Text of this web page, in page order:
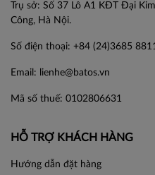
Trụ sở: Số 37 Lô A1 KĐT Đại
Công, Hà Nội.
Số điện thoại: +84 (24)3685
Email: lienhe@batos.vn
Mã số thuế: 0102806631
HỖ TRỢ KHÁCH HÀNG
Hướng dẫn đặt hàng